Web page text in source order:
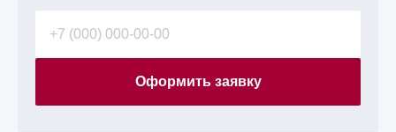
Оформить заявку